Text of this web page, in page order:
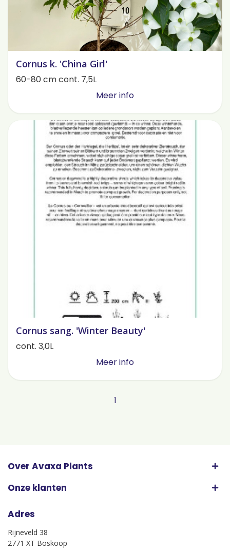
Cornus k. 'China Girl'
60-80 cm cont. 7,5L
Meer info
Cornus sang. 'Winter Beauty'
cont. 3,0L
Meer info
1
Over Avaxa Plants
Onze klanten
Adres
Rijneveld 38
2771 XT Boskoop